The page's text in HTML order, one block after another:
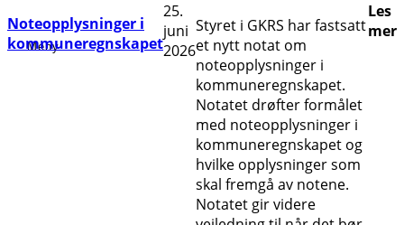
Noteopplysninger i
kommuneregnskapet
25.
juni
2026
Styret i GKRS har fastsatt
et nytt notat om
noteopplysninger i
kommuneregnskapet.
Notatet drøfter formålet
med noteopplysninger i
kommuneregnskapet og
hvilke opplysninger som
skal fremgå av notene.
Notatet gir videre
Les
mer